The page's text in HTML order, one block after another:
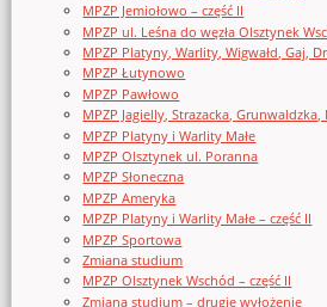
MPZP Jemiołowo – część II
MPZP ul. Leśna do węzła Olsztynek
MPZP Platyny, Warlity, Wigwałd, Gaj,
MPZP Łutynowo
MPZP Pawłowo
MPZP Jagielly, Strazacka,
MPZP Platyny i Warlity Małe
MPZP Olsztynek ul. Poranna
MPZP Słoneczna
MPZP Ameryka
MPZP Platyny i Warlity Małe – część II
MPZP Sportowa
Zmiana studium
MPZP Olsztynek Wschód – część II
Zmiana studium – drugie wyłożenie